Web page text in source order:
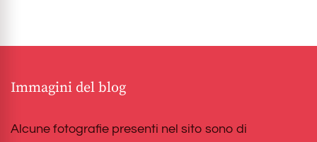
Immagini del blog
Alcune fotografie presenti nel sito sono di